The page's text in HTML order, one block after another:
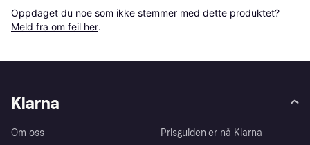
Oppdaget du noe som ikke stemmer med dette produktet?
Meld fra om feil her.
Klarna
Om oss
Prisguiden er nå Klarna